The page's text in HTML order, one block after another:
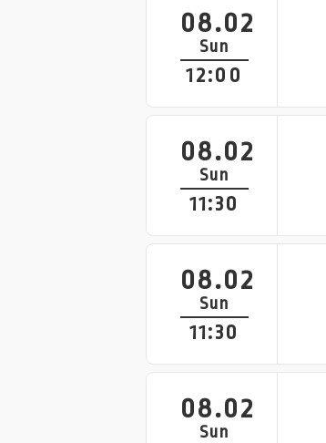
08.02
Sun
12:00
08.02
Sun
11:30
08.02
Sun
11:30
08.02
Sun